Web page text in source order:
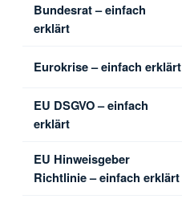
Bundesrat – einfach
erklärt
Eurokrise – einfach erklärt
EU DSGVO – einfach
erklärt
EU Hinweisgeber
Richtlinie – einfach erklärt